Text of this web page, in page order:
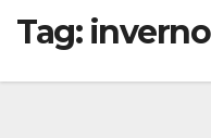
Tag: inverno